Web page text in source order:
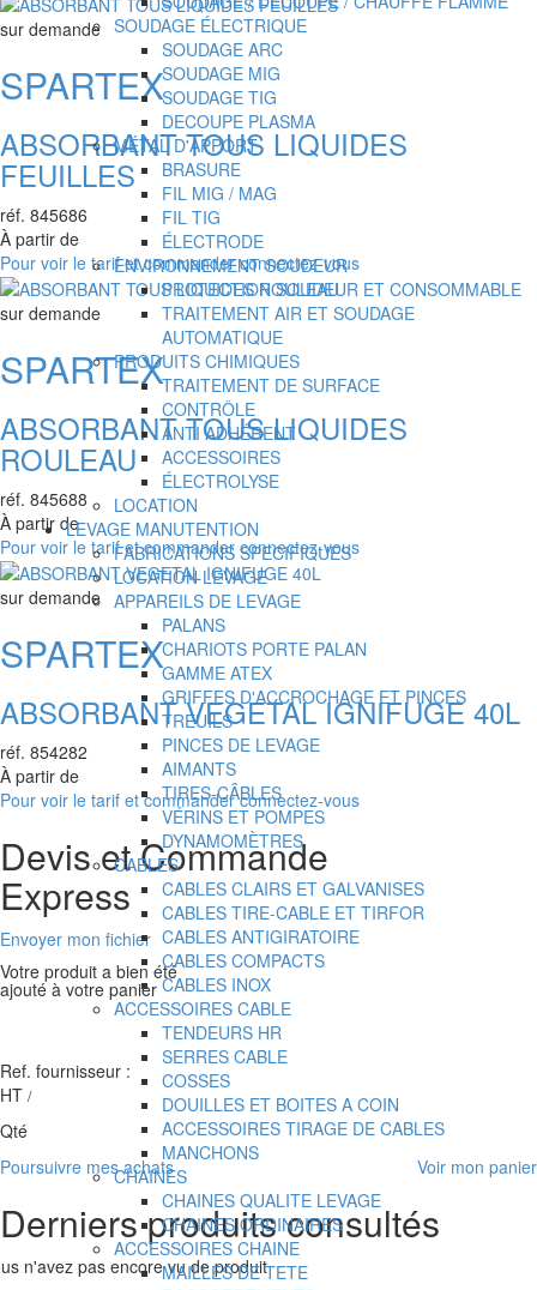
SOUDAGE ÉLECTRIQUE
SOUDAGE ARC
SOUDAGE MIG
SOUDAGE TIG
DECOUPE PLASMA
MÉTAL D'APPORT
BRASURE
FIL MIG / MAG
FIL TIG
ÉLECTRODE
ENVIRONNEMENT SOUDEUR
PROTECTION SOUDEUR ET CONSOMMABLE
TRAITEMENT AIR ET SOUDAGE
AUTOMATIQUE
PRODUITS CHIMIQUES
TRAITEMENT DE SURFACE
CONTRÔLE
ANTI ADHÉRENT
ACCESSOIRES
ÉLECTROLYSE
LOCATION
LEVAGE MANUTENTION
FABRICATIONS SPECIFIQUES
LOCATION LEVAGE
APPAREILS DE LEVAGE
PALANS
CHARIOTS PORTE PALAN
GAMME ATEX
GRIFFES D'ACCROCHAGE ET PINCES
TREUILS
PINCES DE LEVAGE
AIMANTS
TIRES-CÂBLES
VÉRINS ET POMPES
DYNAMOMÈTRES
CABLES
CABLES CLAIRS ET GALVANISES
CABLES TIRE-CABLE ET TIRFOR
CABLES ANTIGIRATOIRE
CABLES COMPACTS
CABLES INOX
ACCESSOIRES CABLE
TENDEURS HR
SERRES CABLE
COSSES
DOUILLES ET BOITES A COIN
ACCESSOIRES TIRAGE DE CABLES
MANCHONS
CHAINES
CHAINES QUALITE LEVAGE
CHAINES ORDINAIRES
ACCESSOIRES CHAINE
MAILLES DE TETE
sur demande
SPARTEX
ABSORBANT TOUS LIQUIDES
FEUILLES
réf. 845686
À partir de
Pour voir le tarif et commander connectez-vous
sur demande
SPARTEX
ABSORBANT TOUS LIQUIDES
ROULEAU
réf. 845688
À partir de
Pour voir le tarif et commander connectez-vous
sur demande
SPARTEX
ABSORBANT VEGETAL IGNIFUGE 40L
réf. 854282
À partir de
Pour voir le tarif et commander connectez-vous
Devis et Commande
Express
Envoyer mon fichier
Votre produit a bien été
ajouté à votre panier
Ref. fournisseur :
HT /
Qté
Poursuivre mes achats
Voir mon panier
Derniers produits consultés
n'avez pas encore vu de produit